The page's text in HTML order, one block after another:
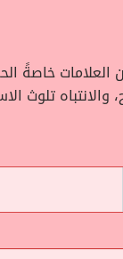
خاصةً
تلوث